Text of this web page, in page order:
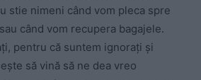
stie nimeni când vom pleca spre
când vom recupera bagajele.
pentru că suntem ignorați și
să vină să ne dea vreo